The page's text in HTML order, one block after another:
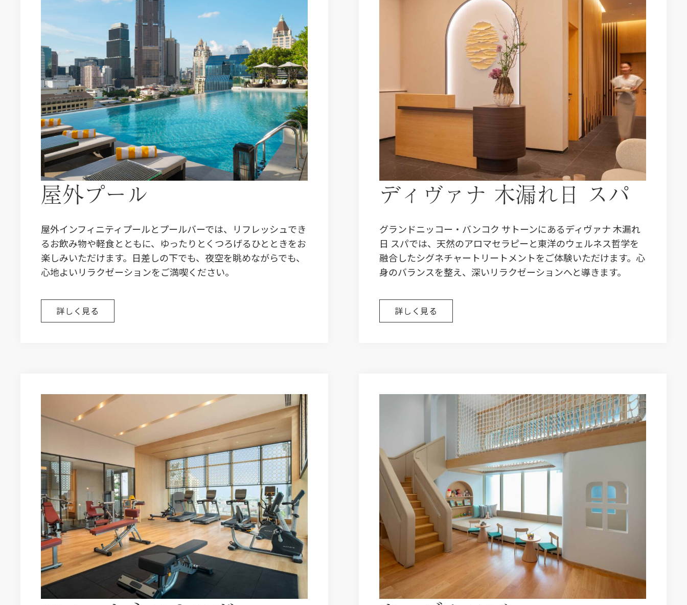
屋外プール
屋外インフィニティプールとプールバーでは、リフレッシュでき
るお飲み物や軽食とともに、ゆったりとくつろげるひとときをお
楽しみいただけます。日差しの下でも、夜空を眺めながらでも、
心地よいリラクゼーションをご満喫ください。
詳しく見る
ディヴァナ 木漏れ日 スパ
グランドニッコー・バンコク サトーンにあるディヴァナ 木漏れ
日 スパでは、天然のアロマセラピーと東洋のウェルネス哲学を
融合したシグネチャートリートメントをご体験いただけます。心
身のバランスを整え、深いリラクゼーションへと導きます。
詳しく見る